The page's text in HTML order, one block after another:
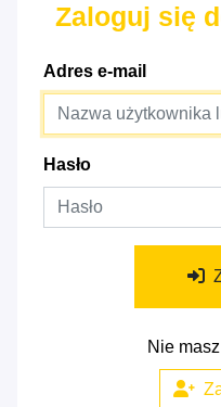
Zaloguj się
Adres e-mail
Hasło
Nie